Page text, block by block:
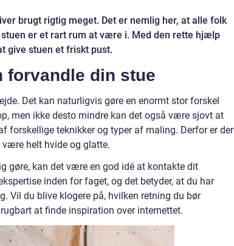
brugt rigtig meget. Det er nemlig her, at alle folk
er et rart rum at være i. Med den rette hjælp
give stuen et friskt pust.
forvandle din stue
Det kan naturligvis gøre en enormt stor forskel
men ikke desto mindre kan det også være sjovt at
forskellige teknikker og typer af maling. Derfor er der
helt hvide og glatte.
gøre, kan det være en god idé at kontakte dit
inden for faget, og det betyder, at du har
Vil du blive klogere på, hvilken retning du bør
at finde inspiration over internettet.